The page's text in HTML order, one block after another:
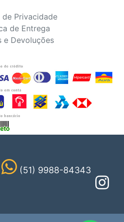
de Privacidade
de Entrega
e Devoluções
(51) 9988-84343